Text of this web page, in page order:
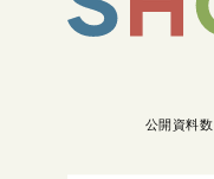
公開資料数